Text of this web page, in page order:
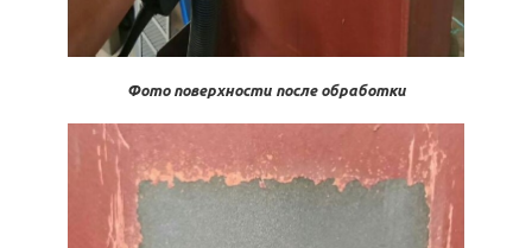
Фото поверхности после обработки